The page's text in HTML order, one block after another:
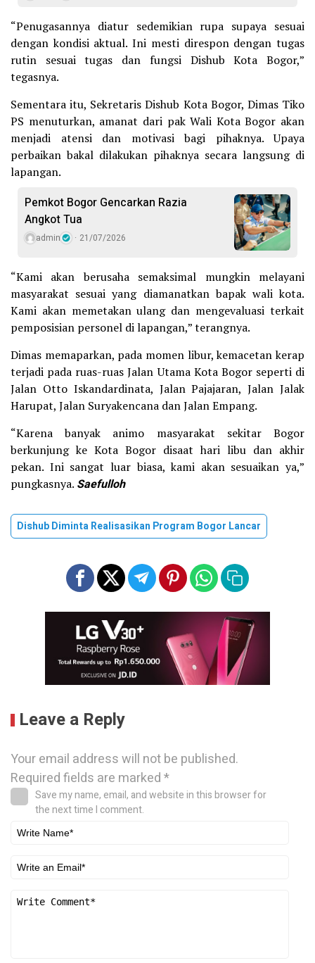
“Penugasannya diatur sedemikian rupa supaya sesuai
dengan kondisi aktual. Ini mesti direspon dengan tugas
rutin sesuai tugas dan fungsi Dishub Kota Bogor,”
tegasnya.
Sementara itu, Sekretaris Dishub Kota Bogor, Dimas Tiko
PS menuturkan, amanat dari pak Wali Kota Bogor akan
menjadi atensi dan motivasi bagi pihaknya. Upaya
perbaikan bakal dilakukan pihaknya secara langsung di
lapangan.
Pemkot Bogor Gencarkan Razia
Angkot Tua
admin 21/07/2026
“Kami akan berusaha semaksimal mungkin melayani
masyarakat sesuai yang diamanatkan bapak wali kota.
Kami akan memetakan ulang dan mengevaluasi terkait
pemposisian personel di lapangan,” terangnya.
Dimas memaparkan, pada momen libur, kemacetan kerap
terjadi pada ruas-ruas Jalan Utama Kota Bogor seperti di
Jalan Otto Iskandardinata, Jalan Pajajaran, Jalan Jalak
Harupat, Jalan Suryakencana dan Jalan Empang.
“Karena banyak animo masyarakat sekitar Bogor
berkunjung ke Kota Bogor disaat hari libu dan akhir
pekan. Ini sangat luar biasa, kami akan sesuaikan ya,”
pungkasnya. Saefulloh
Dishub Diminta Realisasikan Program Bogor Lancar
Leave a Reply
Your email address will not be published.
Required fields are marked*
Save my name, email, and website in this browser for
the next time I comment.